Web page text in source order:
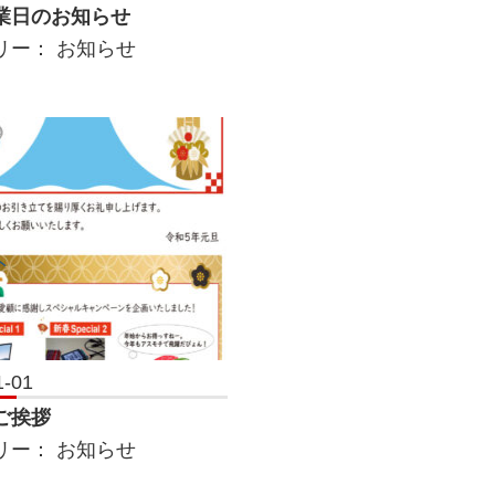
日のお知らせ
ー： お知らせ
01
挨拶
ー： お知らせ